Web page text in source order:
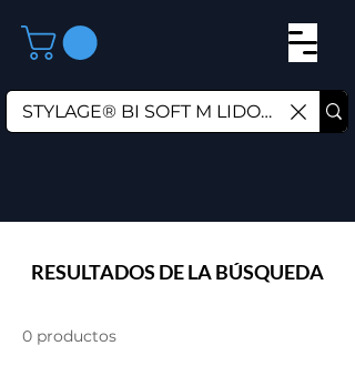
RESULTADOS DE LA BÚSQUEDA
0 productos